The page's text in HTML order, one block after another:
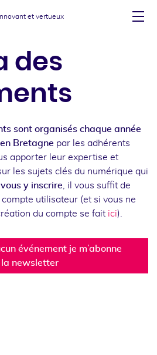
et vertueux
des
sont organisés chaque année
Bretagne par les adhérents
apporter leur expertise et
les sujets clés du numérique qui
vous y inscrire , il vous suffit de
utilisateur (et si vous ne
du compte se fait ici).
événement je m’abonne
newsletter